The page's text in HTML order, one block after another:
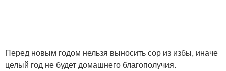
Перед новым годом нельзя выносить сор из избы, иначе
целый год не будет домашнего благополучия.